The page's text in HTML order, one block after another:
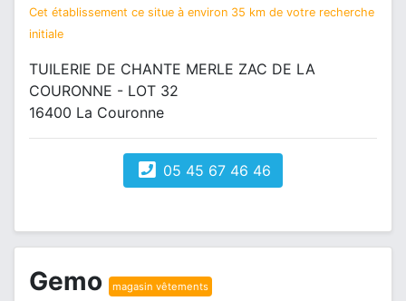
Cet établissement ce situe à environ 35 km de votre recherche
initiale
TUILERIE DE CHANTE MERLE ZAC DE LA
COURONNE - LOT 32
16400 La Couronne
05 45 67 46 46
Gemo magasin vêtements